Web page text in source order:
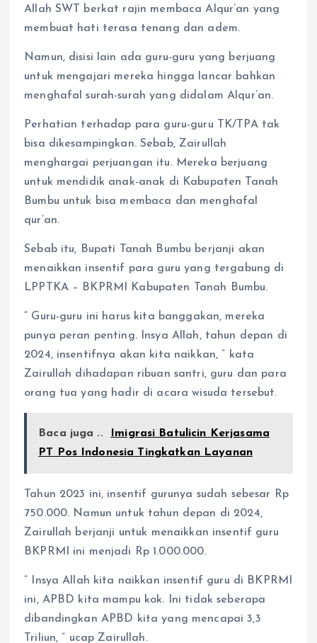
Allah SWT berkat rajin membaca Alqur’an yang
membuat hati terasa tenang dan adem.
Namun, disisi lain ada guru-guru yang berjuang
untuk mengajari mereka hingga lancar bahkan
menghafal surah-surah yang didalam Alqur’an.
Perhatian terhadap para guru-guru TK/TPA tak
bisa dikesampingkan. Sebab, Zairullah
menghargai perjuangan itu. Mereka berjuang
untuk mendidik anak-anak di Kabupaten Tanah
Bumbu untuk bisa membaca dan menghafal
qur’an.
Sebab itu, Bupati Tanah Bumbu berjanji akan
menaikkan insentif para guru yang tergabung di
LPPTKA – BKPRMI Kabupaten Tanah Bumbu.
” Guru-guru ini harus kita banggakan, mereka
punya peran penting. Insya Allah, tahun depan di
2024, insentifnya akan kita naikkan, ” kata
Zairullah dihadapan ribuan santri, guru dan para
orang tua yang hadir di acara wisuda tersebut.
Baca juga ..
Imigrasi Batulicin Kerjasama
PT Pos Indonesia Tingkatkan Layanan
Tahun 2023 ini, insentif gurunya sudah sebesar Rp
750.000. Namun untuk tahun depan di 2024,
Zairullah berjanji untuk menaikkan insentif guru
BKPRMI ini menjadi Rp 1.000.000.
” Insya Allah kita naikkan insentif guru di BKPRMI
ini, APBD kita mampu kok. Ini tidak seberapa
dibandingkan APBD kita yang mencapai 3,3
Triliun, ” ucap Zairullah.